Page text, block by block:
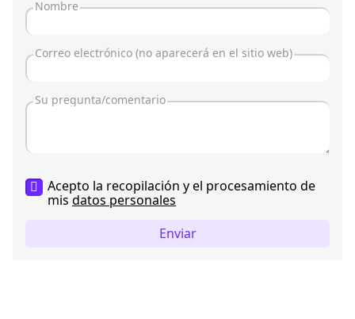
Acepto la recopilación y el procesamiento de
mis datos personales
Enviar